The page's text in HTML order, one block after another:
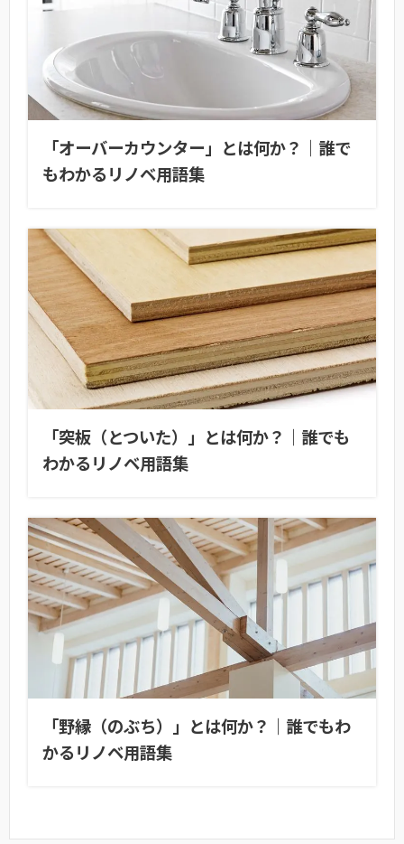
「オーバーカウンター」とは何か？｜誰で
もわかるリノベ用語集
「突板（とついた）」とは何か？｜誰でも
わかるリノベ用語集
「野縁（のぶち）」とは何か？｜誰でもわ
かるリノベ用語集